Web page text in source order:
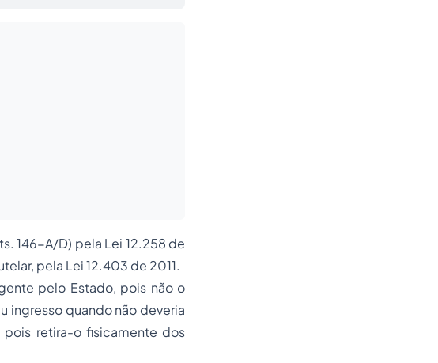
146-A/D) pela Lei 12.258 de
pela Lei 12.403 de 2011.
pelo Estado, pois não o
ingresso quando não deveria
retira-o fisicamente dos